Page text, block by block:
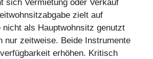
sich Vermietung oder Verkauf
zielt auf
nicht als Hauptwohnsitz genutzt
nur zeitweise. Beide Instrumente
erhöhen. Kritisch